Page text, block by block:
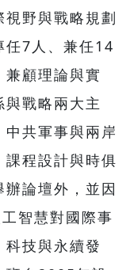
野與戰略規劃
任7人、兼任14
兼顧理論與實
戰略兩大主
共軍事與兩岸
程設計與時俱
論壇外，並因
智慧對國際事
技與永續發